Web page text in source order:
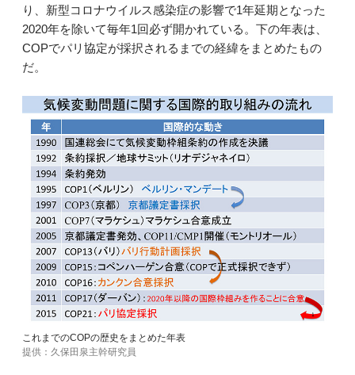
り、新型コロナウイルス感染症の影響で1年延期となった
2020年を除いて毎年1回必ず開かれている。下の年表は、
COPでパリ協定が採択されるまでの経緯をまとめたもの
だ。
これまでのCOPの歴史をまとめた年表
提供：久保田泉主幹研究員